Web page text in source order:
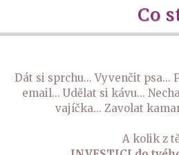
Co
Dát si sprchu... Vyvenčit psa...
email... Udělat si kávu...
vajíčka... Zavolat
A kolik z